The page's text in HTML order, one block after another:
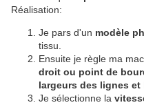
Réalisation:
Je pars d'un modèle
tissu.
Ensuite je règle ma
droit ou point de
largeurs des lignes
Je sélectionne la